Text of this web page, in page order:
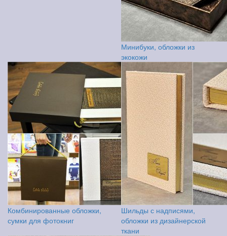
Минибуки, обложки из
экокожи
Комбинированные обложки,
сумки для фотокниг
Шильды с надписями,
обложки из дизайнерской
ткани